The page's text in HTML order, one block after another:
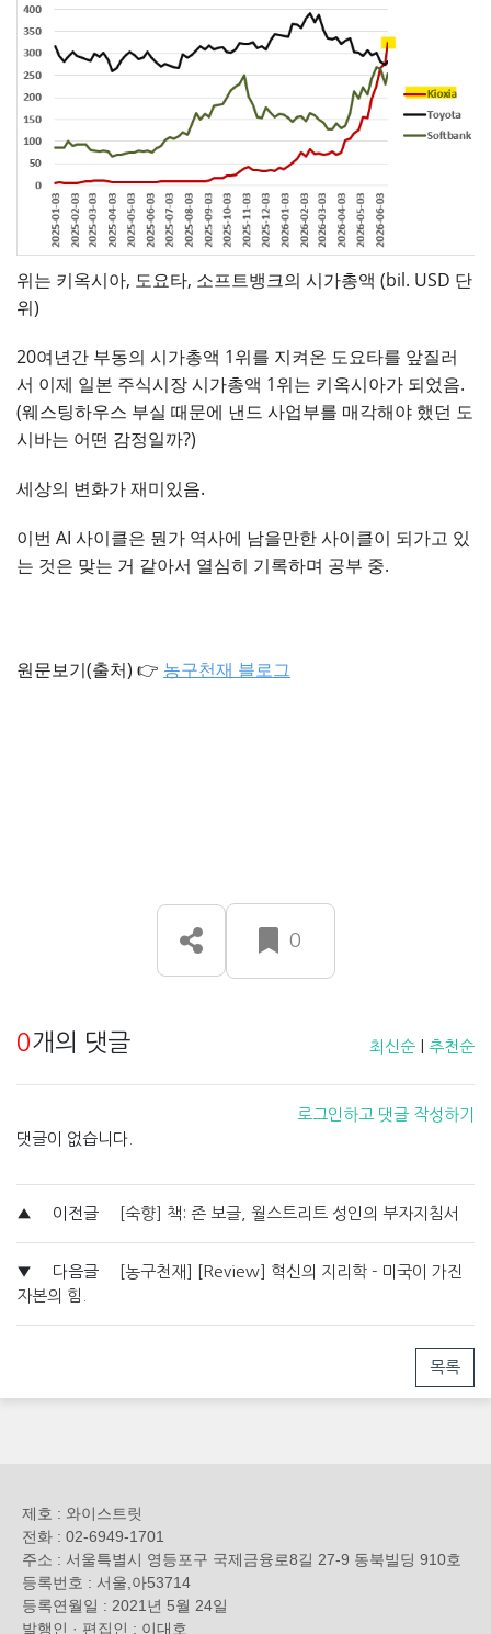
위는 키옥시아, 도요타, 소프트뱅크의 시가총액 (bil. USD 단
위)
20여년간 부동의 시가총액 1위를 지켜온 도요타를 앞질러
서 이제 일본 주식시장 시가총액 1위는 키옥시아가 되었음.
(웨스팅하우스 부실 때문에 낸드 사업부를 매각해야 했던 도
시바는 어떤 감정일까?)
세상의 변화가 재미있음.
이번 AI 사이클은 뭔가 역사에 남을만한 사이클이 되가고 있
는 것은 맞는 거 같아서 열심히 기록하며 공부 중.
원문보기(출처) 👉 농구천재 블로그
0
0개의 댓글 최신순 추천순
로그인하고 댓글 작성하기
댓글이 없습니다.
▲ 이전글 [숙향] 책: 존 보글, 월스트리트 성인의 부자지침서
▼ 다음글
[농구천재] [Review] 혁신의 지리학 - 미국이 가진
자본의 힘.
목록
제호 : 와이스트릿
전화 : 02-6949-1701
주소 : 서울특별시 영등포구 국제금융로8길 27-9 동북빌딩 910호
등록번호 : 서울,아53714
등록연월일 : 2021년 5월 24일
발행인 · 편집인 : 이대호